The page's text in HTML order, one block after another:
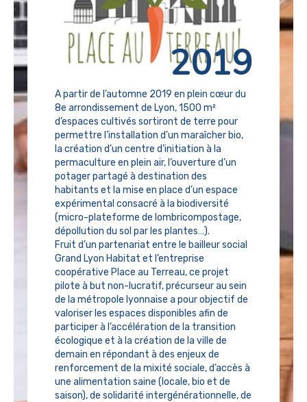
2019
A partir de l’automne 2019 en plein cœur du
8e arrondissement de Lyon, 1500 m²
d’espaces cultivés sortiront de terre pour
permettre l’installation d’un maraîcher bio,
la création d’un centre d’initiation à la
permaculture en plein air, l’ouverture d’un
potager partagé à destination des
habitants et la mise en place d’un espace
expérimental consacré à la biodiversité
(micro-plateforme de lombricompostage,
dépollution du sol par les plantes…).
Fruit d’un partenariat entre le bailleur social
Grand Lyon Habitat et l’entreprise
coopérative Place au Terreau, ce projet
pilote à but non-lucratif, précurseur au sein
de la métropole lyonnaise a pour objectif de
valoriser les espaces disponibles afin de
participer à l’accélération de la transition
écologique et à la création de la ville de
demain en répondant à des enjeux de
renforcement de la mixité sociale, d’accès à
une alimentation saine (locale, bio et de
saison), de solidarité intergénérationnelle, de